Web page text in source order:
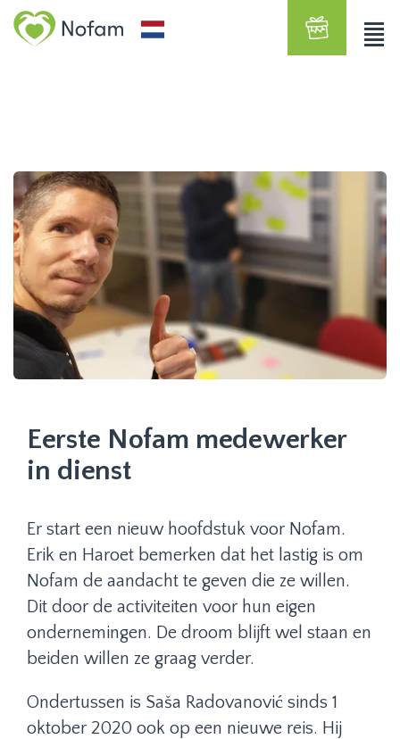
Eerste Nofam medewerker
in dienst
Er start een nieuw hoofdstuk voor Nofam.
Erik en Haroet bemerken dat het lastig is om
Nofam de aandacht te geven die ze willen.
Dit door de activiteiten voor hun eigen
ondernemingen. De droom blijft wel staan en
beiden willen ze graag verder.
Ondertussen is Saša Radovanović sinds 1
oktober 2020 ook op een nieuwe reis. Hij